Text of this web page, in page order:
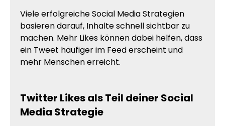
Viele erfolgreiche Social Media Strategien
basieren darauf, Inhalte schnell sichtbar zu
machen. Mehr Likes können dabei helfen, dass
ein Tweet häufiger im Feed erscheint und
mehr Menschen erreicht.
Twitter Likes als Teil deiner Social
Media Strategie